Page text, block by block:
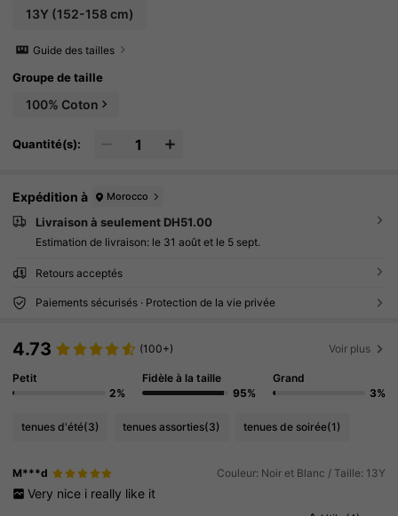
13Y (152-158 cm)
Guide des tailles
Groupe de taille
100% Coton
Quantité(s):
Expédition à Morocco
Livraison à seulement DH51.00
Estimation de livraison: le 31 août et le 5 sept.
Retours acceptés
Paiements sécurisés · Protection de la vie privée
4.73 (100+) Voir plus
Petit
2%
Fidèle à la taille
95%
Grand
3%
tenues d'été(3) tenues assorties(3) tenues de soirée(1)
M***d Couleur: Noir et Blanc / Taille: 13Y
Very nice i really like it